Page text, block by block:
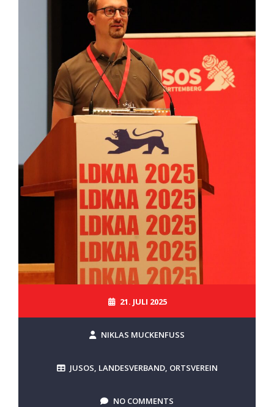
21. JULI 2025
NIKLAS MUCKENFUSS
JUSOS, LANDESVERBAND, ORTSVEREIN
NO COMMENTS